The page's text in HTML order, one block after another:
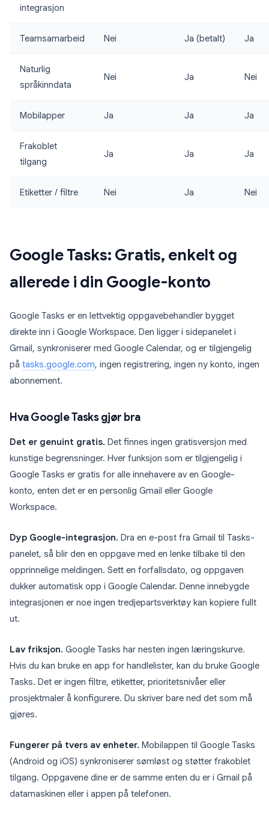
integrasjon
Teamsamarbeid Nei Ja (betalt) Ja
Naturlig
språkinndata
Nei Ja Nei
Mobilapper Ja Ja Ja
Frakoblet
tilgang
Ja Ja Ja
Etiketter / filtre Nei Ja Nei
Google Tasks: Gratis, enkelt og
allerede i din Google-konto
Google Tasks er en lettvektig oppgavebehandler bygget
direkte inn i Google Workspace. Den ligger i sidepanelet i
Gmail, synkroniserer med Google Calendar, og er tilgjengelig
på tasks.google.com, ingen registrering, ingen ny konto, ingen
abonnement.
Hva Google Tasks gjør bra
Det er genuint gratis. Det finnes ingen gratisversjon med
kunstige begrensninger. Hver funksjon som er tilgjengelig i
Google Tasks er gratis for alle innehavere av en Google-
konto, enten det er en personlig Gmail eller Google
Workspace.
Dyp Google-integrasjon. Dra en e-post fra Gmail til Tasks-
panelet, så blir den en oppgave med en lenke tilbake til den
opprinnelige meldingen. Sett en forfallsdato, og oppgaven
dukker automatisk opp i Google Calendar. Denne innebygde
integrasjonen er noe ingen tredjepartsverktøy kan kopiere fullt
ut.
Lav friksjon. Google Tasks har nesten ingen læringskurve.
Hvis du kan bruke en app for handlelister, kan du bruke Google
Tasks. Det er ingen filtre, etiketter, prioritetsnivåer eller
prosjektmaler å konfigurere. Du skriver bare ned det som må
gjøres.
Fungerer på tvers av enheter. Mobilappen til Google Tasks
(Android og iOS) synkroniserer sømløst og støtter frakoblet
tilgang. Oppgavene dine er de samme enten du er i Gmail på
datamaskinen eller i appen på telefonen.